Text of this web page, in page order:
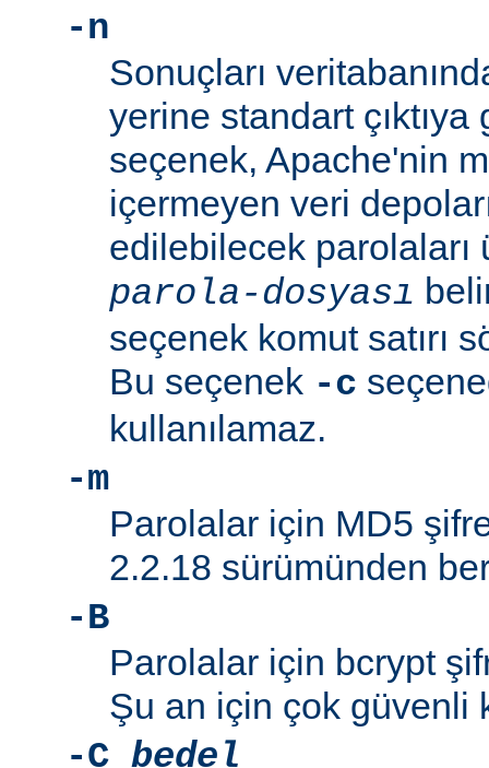
-n
Sonuçları
yerine standart çıktıya
seçenek, Apache'nin
içermeyen veri
edilebilecek parolaları
parola-dosyası
seçenek komut satırı
Bu seçenek -c
kullanılamaz.
-m
Parolalar için MD5
2.2.18 sürümünden
-B
Parolalar için bcrypt
Şu an için çok güvenli
-C bedel